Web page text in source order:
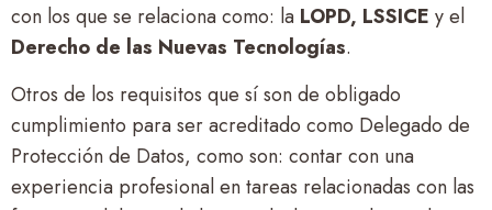
con los que se relaciona como: la LOPD, LSSICE y el
Derecho de las Nuevas Tecnologías.
Otros de los requisitos que sí son de obligado
cumplimiento para ser acreditado como Delegado de
Protección de Datos, como son: contar con una
experiencia profesional en tareas relacionadas con las